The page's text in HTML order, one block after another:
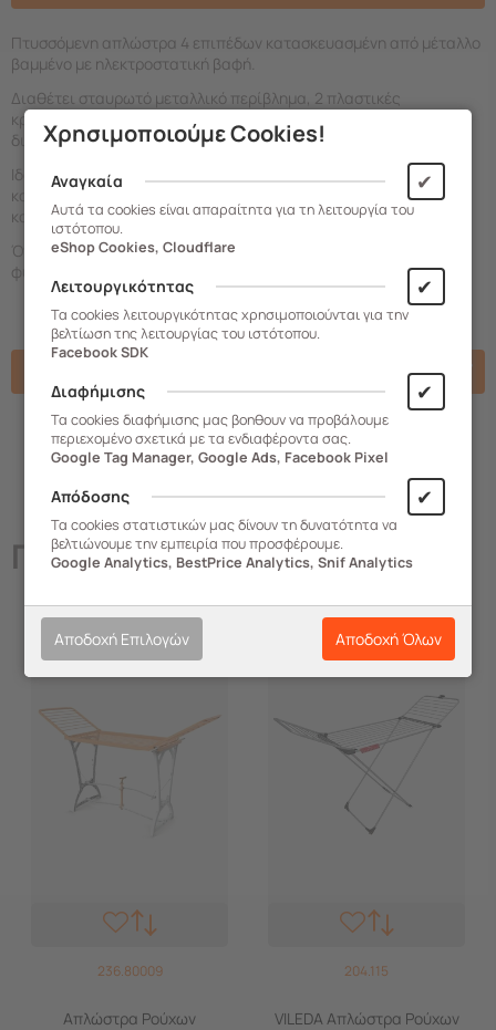
Πτυσσόμενη απλώστρα 4 επιπέδων κατασκευασμένη από μέταλλο
βαμμένο με ηλεκτροστατική βαφή.
Διαθέτει σταυρωτό μεταλλικό περίβλημα, 2 πλαστικές
κρεμάστρες με 10 υποδοχές κρέμασης και 4 ρόδες που
διευκολύνουν τη μετακίνηση.
Ιδανική επιλογή για άπλωμα ρούχων κυρίως σε μικρούς χώρους
καθώς προσφέρει μεγάλο μήκος απλώματος (μέτρα)
καταλαμβάνοντας συγχρόνως μικρό χώρο.
Όταν δεν χρησιμοποιείται, κλείνει και αποθηκεύεται στην θέση
φύλαξης.
ΠαρόμοιαΠροϊόντα
236.80009
Απλώστρα Ρούχων
204.115
VILEDA Απλώστρα Ρούχων
Χρησιμοποιούμε Cookies!
Αναγκαία ✔
Αυτά τα cookies είναι απαραίτητα για τη λειτουργία του
ιστότοπου.
eShop Cookies, Cloudflare
Λειτουργικότητας ✔
Τα cookies λειτουργικότητας χρησιμοποιούνται για την
βελτίωση της λειτουργίας του ιστότοπου.
Facebook SDK
Διαφήμισης ✔
Τα cookies διαφήμισης μας βοηθουν να προβάλουμε
περιεχομένο σχετικά με τα ενδιαφέροντα σας.
Google Tag Manager, Google Ads, Facebook Pixel
Απόδοσης ✔
Τα cookies στατιστικών μας δίνουν τη δυνατότητα να
βελτιώνουμε την εμπειρία που προσφέρουμε.
Google Analytics, BestPrice Analytics, Snif Analytics
Αποδοχή Επιλογών Αποδοχή Όλων